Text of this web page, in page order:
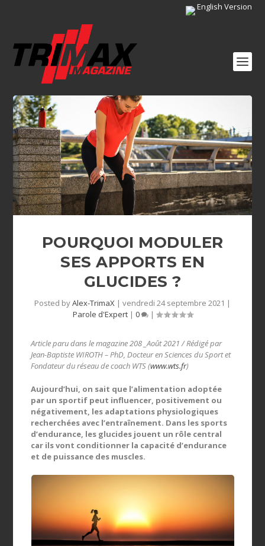
English Version
POURQUOI MODULER
SES APPORTS EN
GLUCIDES ?
Posted byAlex-TrimaX | vendredi 24 septembre 2021 |
Parole d'Expert| 0 |
Article paru dans le magazine 208 _Août 2021 / Rédigé par
Jean-Baptiste WIROTH – PhD, Docteur en Sciences du Sport et
Fondateur du réseau de coach WTS (www.wts.fr)
Aujourd’hui, on sait que l’alimentation adoptée
par un sportif peut influencer, positivement ou
négativement, les adaptations physiologiques
recherchées avec l’entraînement. Dans les sports
d’endurance, les glucides jouent un rôle central
car ils vont conditionner la capacité d’endurance
et de puissance des muscles.